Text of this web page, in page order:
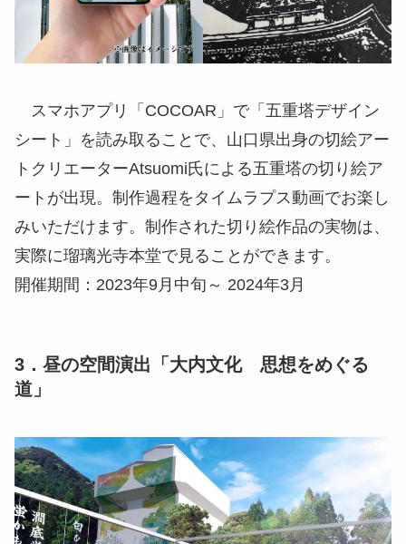
スマホアプリ「COCOAR」で「五重塔デザイン
シート」を読み取ることで、山口県出身の切絵アー
トクリエーターAtsuomi氏による五重塔の切り絵ア
ートが出現。制作過程をタイムラプス動画でお楽し
みいただけます。制作された切り絵作品の実物は、
実際に瑠璃光寺本堂で見ることができます。
開催期間：2023年9月中旬～ 2024年3月
3．昼の空間演出「大内文化 思想をめぐる
道」